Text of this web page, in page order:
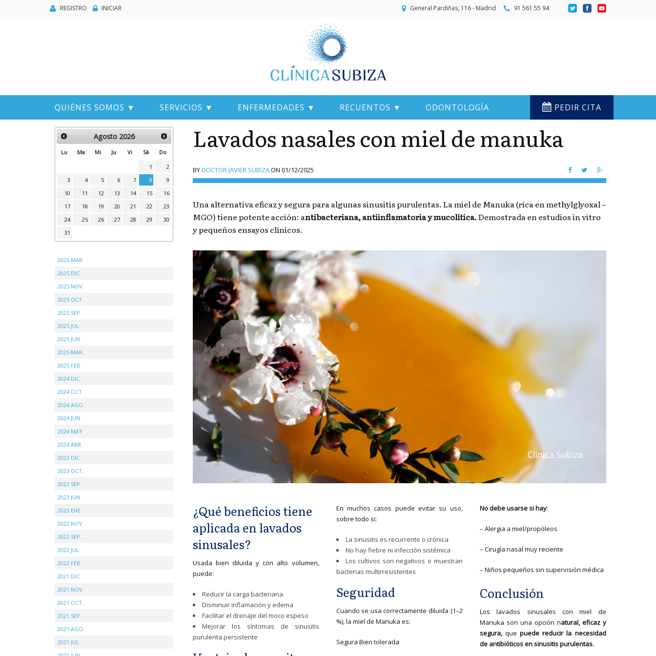
REGISTRO INICIAR General Pardiñas, 116 - Madrid 91 561 55 94
QUIÉNES SOMOS ▼ SERVICIOS ▼ ENFERMEDADES ▼ RECUENTOS ▼ ODONTOLOGÍA PEDIR CITA
Lavados nasales con miel de manuka
BYDOCTOR JAVIER SUBIZAON 01/12/2025
Una alternativa eficaz y segura para algunas sinusitis purulentas. La miel de Manuka (rica en methylglyoxal –
MGO) tiene potente acción: antibacteriana, antiinflamatoria y mucolítica.Demostrada en estudios in vitro
y pequeños ensayos clínicos.
¿Qué beneficios tiene
aplicada en lavados
sinusales?
Usada bien diluida y con alto volumen,
puede:
Reducir la carga bacteriana
Disminuir inflamación y edema
Facilitar el drenaje del moco espeso
Mejorar los síntomas de sinusitis
purulenta persistente
En muchos casos puede evitar su uso,
sobre todo si:
La sinusitis es recurrente o crónica
No hay fiebre ni infección sistémica
Los cultivos son negativos o muestran
bacterias multirresistentes
Seguridad
Cuando se usa correctamente diluida (1–2
%), la miel de Manuka es:
Segura Bien tolerada
No debe usarse si hay:
– Alergia a miel/propóleos
– Cirugía nasal muy reciente
– Niños pequeños sin supervisión médica
Conclusión
Los lavados sinusales con miel de
Manuka son una opción natural, eficaz y
segura,que puede reducir la necesidad
de antibióticos en sinusitis purulentas.
Agosto 2026
Lu Ma Mi Ju Vi Sá Do
1
2
3
4 5 6 7 8
9
10
11 12 13 14 15
16
17
18 19 20 21 22
23
24
25 26 27 28 29
30
31
2026 MAR.
2025 DIC.
2025 NOV.
2025 OCT.
2025 SEP.
2025 JUL.
2025 JUN.
2025 MAR.
2025 FEB.
2024 DIC.
2024 OCT.
2024 AGO.
2024 JUN.
2024 MAY.
2024 ABR.
2023 DIC.
2023 OCT.
2023 SEP.
2023 JUN.
2023 ENE.
2022 NOV.
2022 SEP.
2022 JUL.
2022 FEB.
2021 DIC.
2021 NOV.
2021 OCT.
2021 SEP.
2021 AGO.
2021 JUL.